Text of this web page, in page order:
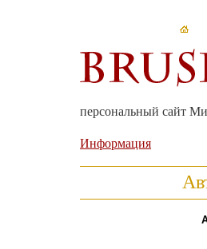
персональный сайт
Информация